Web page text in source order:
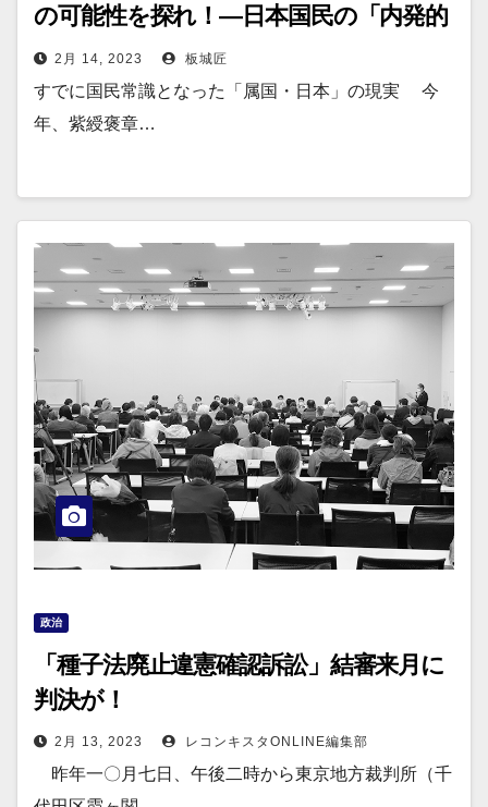
の可能性を探れ！―日本国民の「内発的
覚醒」を促すためには―
2月 14, 2023 板城匠
すでに国民常識となった「属国・日本」の現実 今
年、紫綬褒章…
政治
「種子法廃止違憲確認訴訟」結審来月に
判決が！
2月 13, 2023 レコンキスタONLINE編集部
昨年一〇月七日、午後二時から東京地方裁判所（千